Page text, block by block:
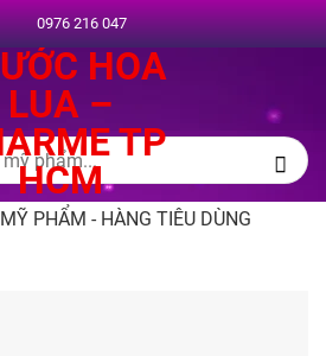
0976 216 047
MỸ PHẨM - HÀNG TIÊU DÙNG